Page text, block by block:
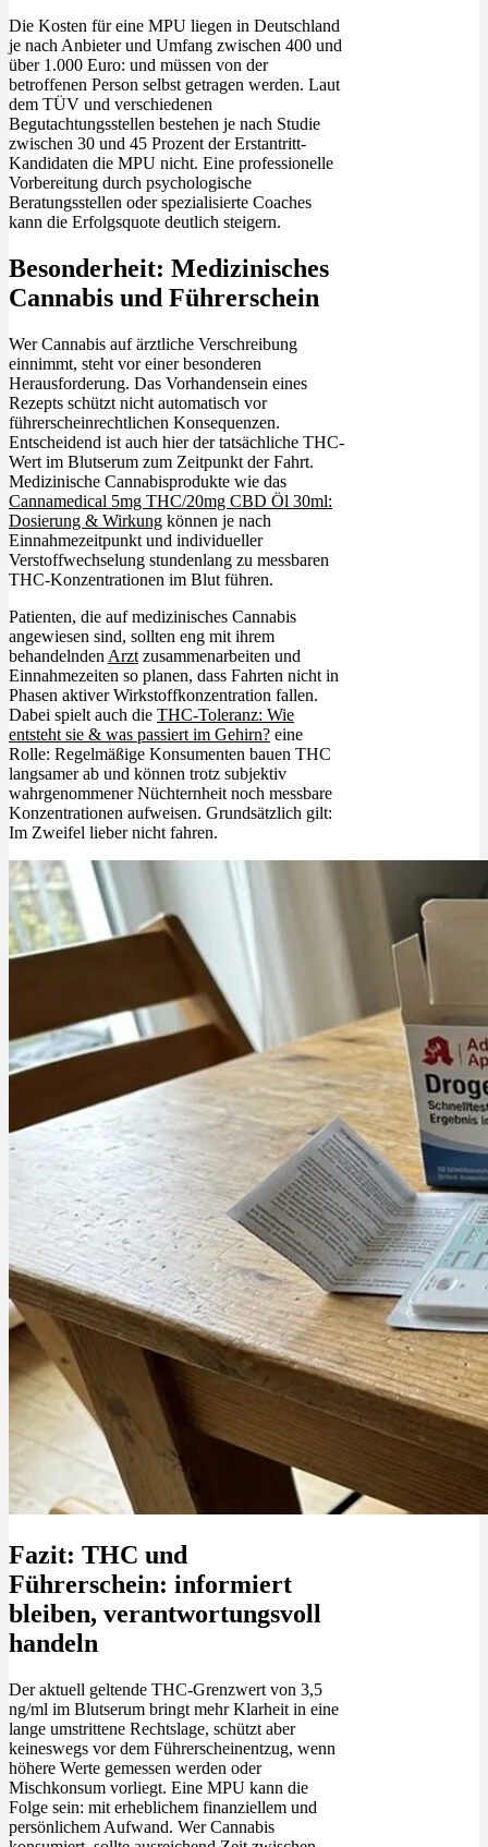
Die Kosten für eine MPU liegen in Deutschland
je nach Anbieter und Umfang zwischen 400 und
über 1.000 Euro: und müssen von der
betroffenen Person selbst getragen werden. Laut
dem TÜV und verschiedenen
Begutachtungsstellen bestehen je nach Studie
zwischen 30 und 45 Prozent der Erstantritt-
Kandidaten die MPU nicht. Eine professionelle
Vorbereitung durch psychologische
Beratungsstellen oder spezialisierte Coaches
kann die Erfolgsquote deutlich steigern.
Besonderheit: Medizinisches
Cannabis und Führerschein
Wer Cannabis auf ärztliche Verschreibung
einnimmt, steht vor einer besonderen
Herausforderung. Das Vorhandensein eines
Rezepts schützt nicht automatisch vor
führerscheinrechtlichen Konsequenzen.
Entscheidend ist auch hier der tatsächliche THC-
Wert im Blutserum zum Zeitpunkt der Fahrt.
Medizinische Cannabisprodukte wie das
Cannamedical 5mg THC/20mg CBD Öl 30ml:
Dosierung & Wirkung können je nach
Einnahmezeitpunkt und individueller
Verstoffwechselung stundenlang zu messbaren
THC-Konzentrationen im Blut führen.
Patienten, die auf medizinisches Cannabis
angewiesen sind, sollten eng mit ihrem
behandelnden Arzt zusammenarbeiten und
Einnahmezeiten so planen, dass Fahrten nicht in
Phasen aktiver Wirkstoffkonzentration fallen.
Dabei spielt auch die THC-Toleranz: Wie
entsteht sie & was passiert im Gehirn? eine
Rolle: Regelmäßige Konsumenten bauen THC
langsamer ab und können trotz subjektiv
wahrgenommener Nüchternheit noch messbare
Konzentrationen aufweisen. Grundsätzlich gilt:
Im Zweifel lieber nicht fahren.
Fazit: THC und
Führerschein: informiert
bleiben, verantwortungsvoll
handeln
Der aktuell geltende THC-Grenzwert von 3,5
ng/ml im Blutserum bringt mehr Klarheit in eine
lange umstrittene Rechtslage, schützt aber
keineswegs vor dem Führerscheinentzug, wenn
höhere Werte gemessen werden oder
Mischkonsum vorliegt. Eine MPU kann die
Folge sein: mit erheblichem finanziellem und
persönlichem Aufwand. Wer Cannabis